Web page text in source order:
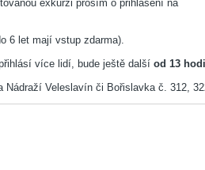
exkurzi prosím o přihlášení na
6 let mají vstup zdarma).
více lidí, bude ještě další od 13
Veleslavín či Bořislavka č. 312,